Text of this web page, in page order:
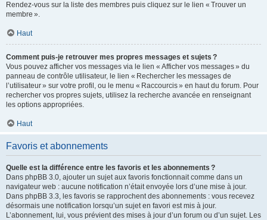
Rendez-vous sur la liste des membres puis cliquez sur le lien « Trouver un
membre ».
Haut
Comment puis-je retrouver mes propres messages et sujets ?
Vous pouvez afficher vos messages via le lien « Afficher vos messages » du
panneau de contrôle utilisateur, le lien « Rechercher les messages de
l’utilisateur » sur votre profil, ou le menu « Raccourcis » en haut du forum. Pour
rechercher vos propres sujets, utilisez la recherche avancée en renseignant
les options appropriées.
Haut
Favoris et abonnements
Quelle est la différence entre les favoris et les abonnements ?
Dans phpBB 3.0, ajouter un sujet aux favoris fonctionnait comme dans un
navigateur web : aucune notification n’était envoyée lors d’une mise à jour.
Dans phpBB 3.3, les favoris se rapprochent des abonnements : vous recevez
désormais une notification lorsqu’un sujet en favori est mis à jour.
L’abonnement, lui, vous prévient des mises à jour d’un forum ou d’un sujet. Les